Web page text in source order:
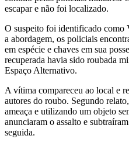
escapar e não foi localizado.
O suspeito foi identificado como
a abordagem, os policiais
em espécie e chaves em sua
recuperada havia sido roubada
Espaço Alternativo.
A vítima compareceu ao local e
autores do roubo. Segundo
ameaça e utilizando um objeto
anunciaram o assalto e
seguida.